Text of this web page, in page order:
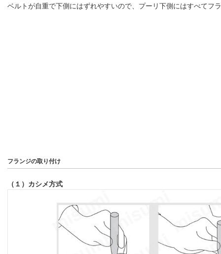
ベルトが自重で下側にはずれやすいので、プーリ下側にはすべてフ
フランジの取り付け
（１）カシメ方式